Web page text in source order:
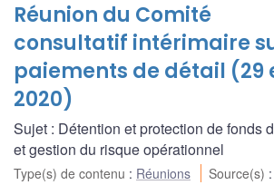
Réunion du Comité
consultatif intérimaire
paiements de détail (29
2020)
Sujet : Détention et protection de fonds
et gestion du risque opérationnel
Type(s) de contenu : Réunions Source(s)